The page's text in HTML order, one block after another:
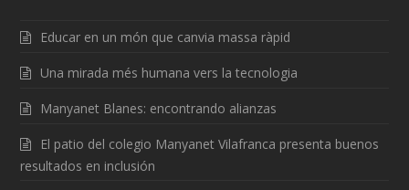
Educar en un món que canvia massa ràpid
Una mirada més humana vers la tecnologia
Manyanet Blanes: encontrando alianzas
El patio del colegio Manyanet Vilafranca presenta buenos
resultados en inclusión